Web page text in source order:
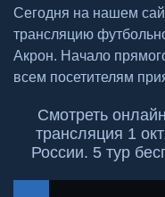
Сегодня на нашем
трансляцию
Акрон. Начало
всем посетителям
Смотреть
трансляция 1
России. 5 тур